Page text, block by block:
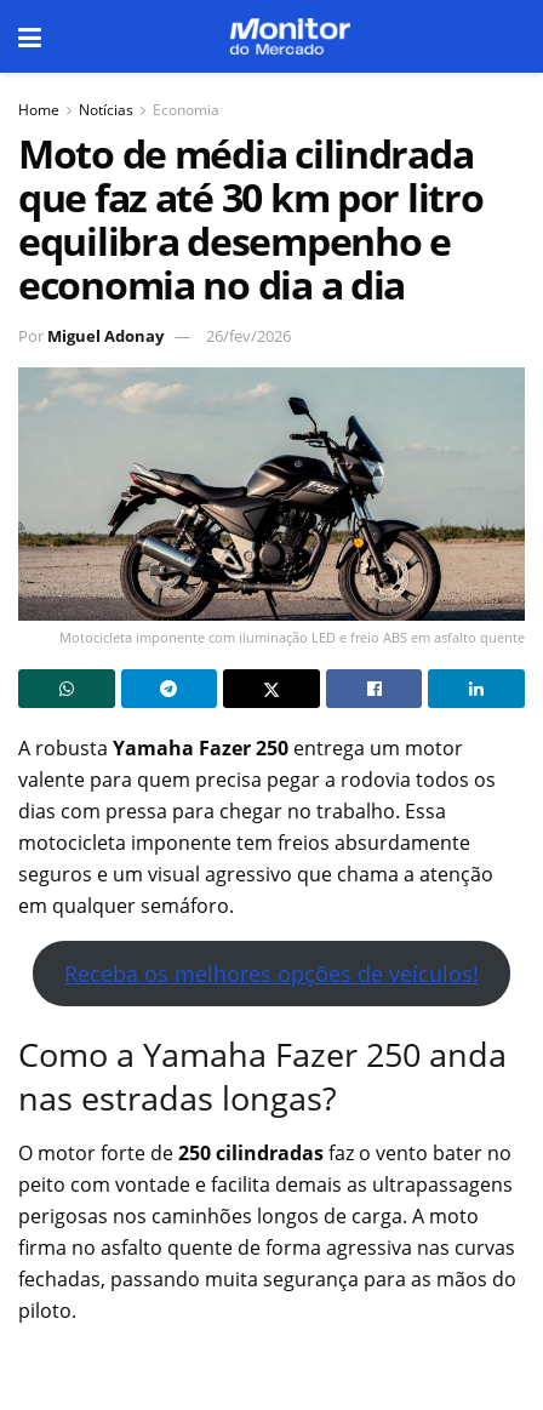
Home Notícias Economia
Moto de média cilindrada
que faz até 30 km por litro
equilibra desempenho e
economia no dia a dia
Por Miguel Adonay 26/fev/2026
Motocicleta imponente com iluminação LED e freio ABS em asfalto quente
A robusta Yamaha Fazer 250 entrega um motor
valente para quem precisa pegar a rodovia todos os
dias com pressa para chegar no trabalho. Essa
motocicleta imponente tem freios absurdamente
seguros e um visual agressivo que chama a atenção
em qualquer semáforo.
Receba os melhores opções de veículos!
Como a Yamaha Fazer 250 anda
nas estradas longas?
O motor forte de250 cilindradasfaz o vento bater no
peito com vontade e facilita demais as ultrapassagens
perigosas nos caminhões longos de carga. A moto
firma no asfalto quente de forma agressiva nas curvas
fechadas, passando muita segurança para as mãos do
piloto.